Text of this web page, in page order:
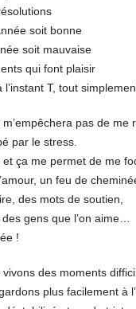
soit bonne
soit mauvaise
qui font plaisir
T, tout
pas de me
par le stress.
ça me permet de me
un feu de
des mots de soutien,
gens que l’on aime…
!
des moments
plus facilement à